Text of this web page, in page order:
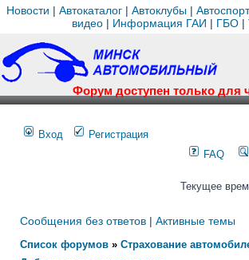
Новости | Автокаталог | Автоклубы | Автоспорт
видео| Информация ГАИ | ГБО|
Форум доступен только для
Вход
Регистрация
FAQ
Текущее
Сообщения без ответов | Активные темы
Список форумов » Страхование